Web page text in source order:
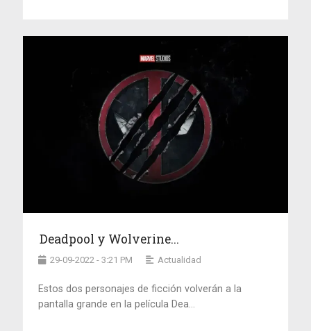
Deadpool y Wolverine...
29-09-2022 - 3:21 PM Actualidad
Estos dos personajes de ficción volverán a la
pantalla grande en la película Dea...